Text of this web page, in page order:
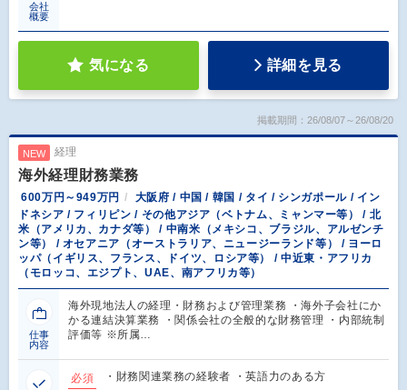
会社
概要
気になる 詳細を見る
掲載期間：26/08/07～26/08/20
NEW 経理
海外経理財務業務
600万円～949万円
大阪府 / 中国 / 韓国 / タイ / シンガポール / イン
ドネシア / フィリピン / その他アジア（ベトナム、ミャンマー等） / 北
米（アメリカ、カナダ等） / 中南米（メキシコ、ブラジル、アルゼンチ
ン等） / オセアニア（オーストラリア、ニュージーランド等） / ヨーロ
ッパ（イギリス、フランス、ドイツ、ロシア等） / 中近東・アフリカ
（モロッコ、エジプト、UAE、南アフリカ等）
仕事
内容
海外現地法人の経理・財務および管理業務 ・海外子会社にか
かる連結決算業務 ・関係会社の全般的な財務管理 ・内部統制
評価等 ※所属…
必須
・財務関連業務の経験者 ・英語力のある方